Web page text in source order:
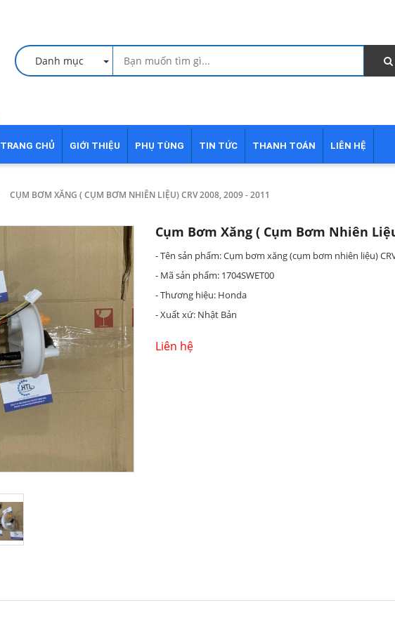
Danh mục
TRANG CHỦ GIỚI THIỆU PHỤ TÙNG TIN TỨC THANH TOÁN LIÊN HỆ
CỤM BƠM XĂNG ( CỤM BƠM NHIÊN LIỆU) CRV 2008, 2009 - 2011
Cụm Bơm Xăng ( Cụm Bơm Nhiên
- Tên sản phẩm: Cụm bơm xăng (cụm bơm nhiên liệu)
- Mã sản phẩm: 1704SWET00
- Thương hiệu: Honda
- Xuất xứ: Nhật Bản
Liên hệ